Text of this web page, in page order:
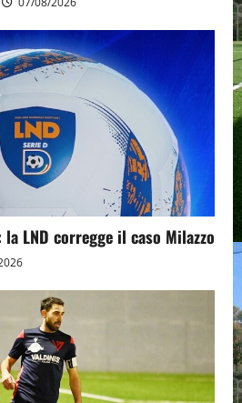
LND corregge il caso Milazzo